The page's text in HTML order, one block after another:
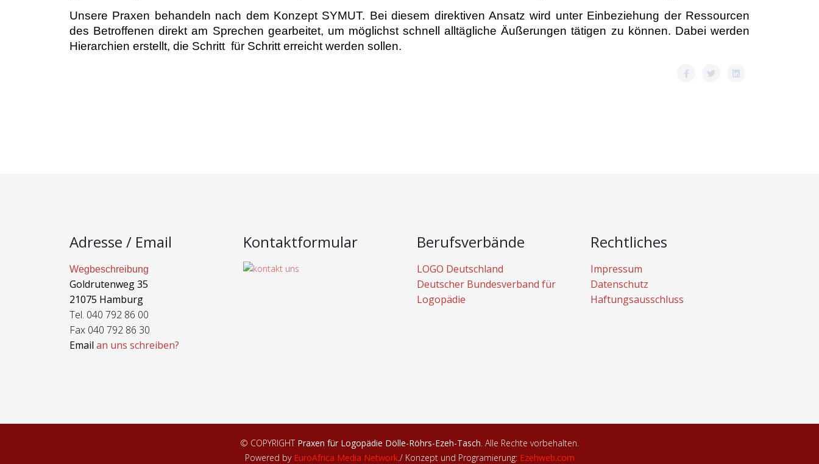
Unsere Praxen behandeln nach dem Konzept SYMUT. Bei diesem direktiven Ansatz wird unter Einbeziehung der Ressourcen
des Betroffenen direkt am Sprechen gearbeitet, um möglichst schnell alltägliche Äußerungen tätigen zu können. Dabei werden
Hierarchien erstellt, die Schritt für Schritt erreicht werden sollen.
Adresse / Email
Wegbeschreibung
Goldrutenweg 35
21075 Hamburg
Tel. 040 792 86 00
Fax 040 792 86 30
Email an uns schreiben?
Kontaktformular Berufsverbände
LOGO Deutschland
Deutscher Bundesverband für
Logopädie
Rechtliches
Impressum
Datenschutz
Haftungsausschluss
© COPYRIGHT Praxen für Logopädie Dölle-Röhrs-Ezeh-Tasch. Alle Rechte vorbehalten.
Powered by EuroAfrica Media Network./ Konzept und Programierung: Ezehweb.com